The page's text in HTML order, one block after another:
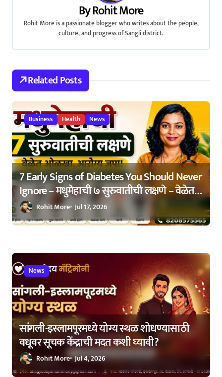
i
g
a
t
i
o
n
ByRohit More
Rohit More is a passionate blogger who writes about the people,
culture, and progress of Sangli district.
Related Posts
Business Health News
7 Early Signs of Diabetes You Should Never
Ignore – मधुमेहाची ७ सुरुवातीची लक्षणे – वेळेत
ओळखा, आरोग्य जपा
Rohit More Jul 17, 2026
News
सांगली-इस्लामपूरमध्ये योग्य स्थळ शोधण्यासाठी
वधूवर सूचक केंद्राची मदत कशी घ्यावी?
Rohit More Jul 4, 2026